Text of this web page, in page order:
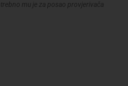
mu je za posao provjerivača